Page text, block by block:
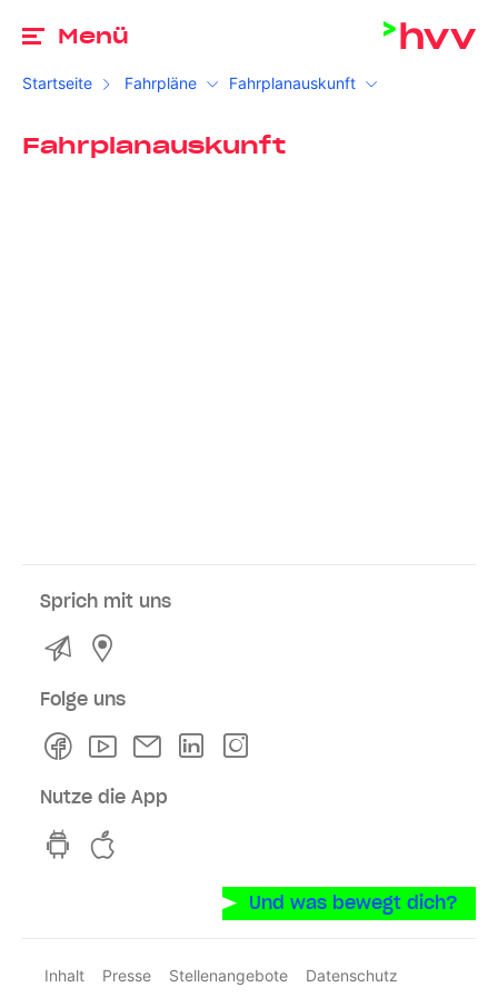
Menü
Startseite Fahrpläne Fahrplanauskunft
Fahrplanauskunft
Sprich mit uns
Kontakt
Folge uns
FacebookYoutubeNewsletterLinkedln
Nutze die App
hvv switch App auf GooglePlay
Und was bewegt dich?
Inhalt Presse Stellenangebote
Datenschutz